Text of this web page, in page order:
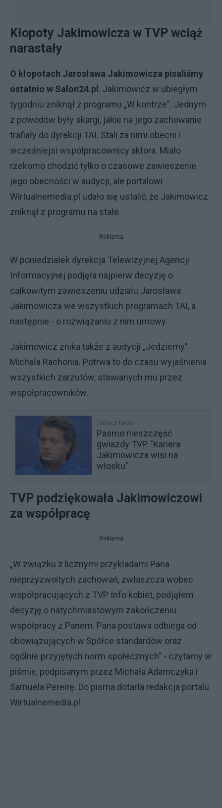
Kłopoty Jakimowicza w TVP wciąż
narastały
O kłopotach Jarosława Jakimowicza pisaliśmy
ostatnio w Salon24.pl . Jakimowicz w ubiegłym
tygodniu zniknął z programu „W kontrze”. Jednym
z powodów były skargi, jakie na jego zachowanie
trafiały do dyrekcji TAI. Stali za nimi obecni i
wcześniejsi współpracownicy aktora. Miało
rzekomo chodzić tylko o czasowe zawieszenie
jego obecności w audycji, ale portalowi
Wirtualnemedia.pl udało się ustalić, że Jakimowicz
zniknął z programu na stałe.
Reklama
W poniedziałek dyrekcja Telewizyjnej Agencji
Informacyjnej podjęła najpierw decyzję o
całkowitym zawieszeniu udziału Jarosława
Jakimowicza we wszystkich programach TAI, a
następnie - o rozwiązaniu z nim umowy.
Jakimowicz znika także z audycji „Jedziemy”
Michała Rachonia. Potrwa to do czasu wyjaśnienia
wszystkich zarzutów, stawianych mu przez
współpracowników.
Zobacz także
Pasmo nieszczęść
gwiazdy TVP. "Kariera
Jakimowicza wisi na
włosku"
TVP podziękowała Jakimowiczowi
za współpracę
Reklama
„W związku z licznymi przykładami Pana
nieprzyzwoitych zachowań, zwłaszcza wobec
współpracujących z TVP Info kobiet, podjąłem
decyzję o natychmiastowym zakończeniu
współpracy z Panem. Pana postawa odbiega od
obowiązujących w Spółce standardów oraz
ogólnie przyjętych norm społecznych" - czytamy w
piśmie, podpisanym przez Michała Adamczyka i
Samuela Pereirę. Do pisma dotarła redakcja portalu
Wirtualnemedia.pl.